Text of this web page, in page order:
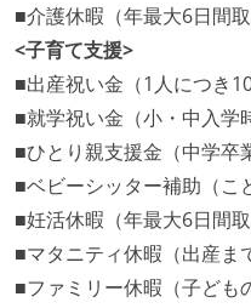
■介護休暇（年最大6日間取
<子育て支援>
■出産祝い金（1人につき
■就学祝い金（小・中入学
■ひとり親支援金（中学卒
■ベビーシッター補助（こ
■妊活休暇（年最大6日間取
■マタニティ休暇（出産ま
■ファミリー休暇（子ども